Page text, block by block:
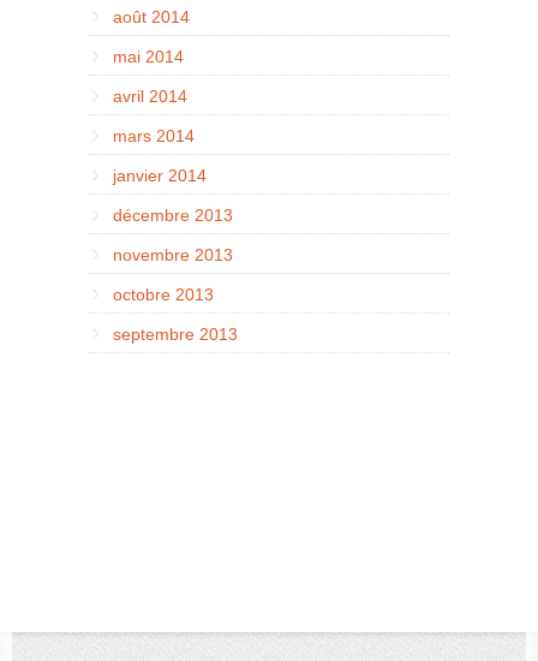
août 2014
mai 2014
avril 2014
mars 2014
janvier 2014
décembre 2013
novembre 2013
octobre 2013
septembre 2013